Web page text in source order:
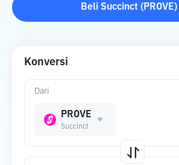
Beli Succinct ( PROVE)
Konversi
Dari
PROVE
Succinct